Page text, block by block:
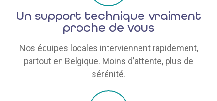
Un support technique vraiment
proche de vous
Nos équipes locales interviennent rapidement,
partout en Belgique. Moins d’attente, plus de
sérénité.